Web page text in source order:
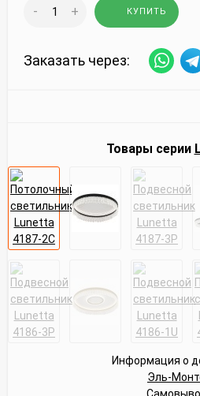
- + КУПИТЬ
Заказать через:
Товары серии
Информация о
Эль-